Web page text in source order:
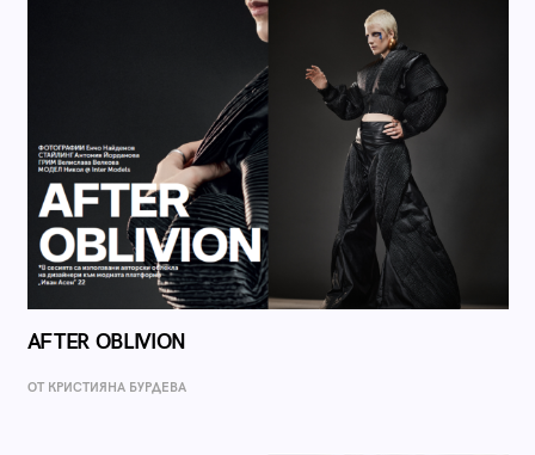
AFTER OBLIVION
ОТ КРИСТИЯНА БУРДЕВА